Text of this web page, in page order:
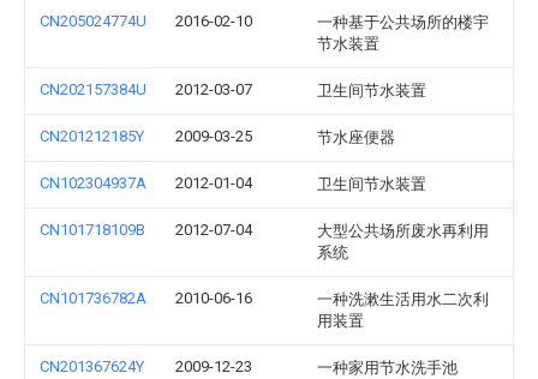
CN205024774U 2016-02-10
一种基于公共场所的楼宇
节水装置
CN202157384U 2012-03-07 卫生间节水装置
CN201212185Y 2009-03-25 节水座便器
CN102304937A 2012-01-04 卫生间节水装置
CN101718109B 2012-07-04
大型公共场所废水再利用
系统
CN101736782A 2010-06-16
一种洗漱生活用水二次利
用装置
CN201367624Y 2009-12-23 一种家用节水洗手池